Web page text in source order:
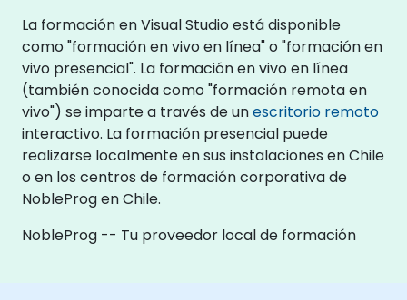
La formación en Visual Studio está disponible
como "formación en vivo en línea" o "formación en
vivo presencial". La formación en vivo en línea
(también conocida como "formación remota en
vivo") se imparte a través de unescritorio remoto
interactivo. La formación presencial puede
realizarse localmente en sus instalaciones en Chile
o en los centros de formación corporativa de
NobleProg en Chile.
NobleProg -- Tu proveedor local de formación